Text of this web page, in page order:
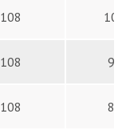
108 108
108 96
108 84